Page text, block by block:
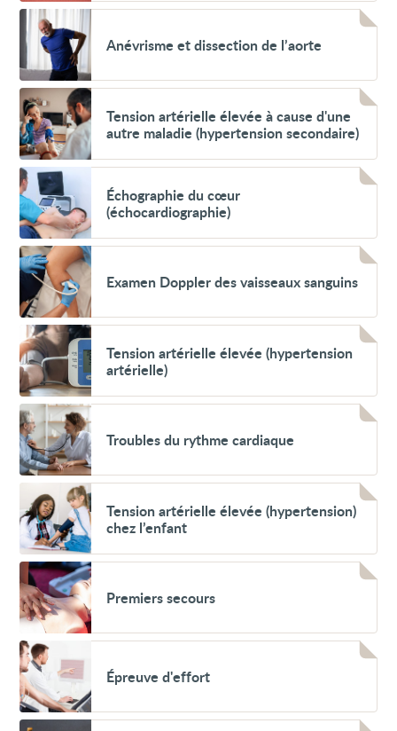
Voir
Anévrisme
et
dissection
de
l’aorte
Anévrisme et dissection de l’aorte
Voir
Tension
artérielle
élevée
à
cause
d'une
autre
maladie
(hypertension
secondaire)
Tension artérielle élevée à cause d'une
autre maladie (hypertension secondaire)
Voir
Échographie
du
cœur
(échocardiographie)
Échographie du cœur
(échocardiographie)
Voir
Examen
Doppler
des
vaisseaux
sanguins
Examen Doppler des vaisseaux sanguins
Voir
Tension
artérielle
élevée
(hypertension
artérielle)
Tension artérielle élevée (hypertension
artérielle)
Voir
Troubles
du
rythme
cardiaque
Troubles du rythme cardiaque
Tension
artérielle
élevée
(hypertension)
chez
l’enfant
Tension artérielle élevée (hypertension)
chez l’enfant
Voir
Premiers
secours
Premiers secours
Voir
Épreuve
d'effort
Épreuve d'effort
Voir